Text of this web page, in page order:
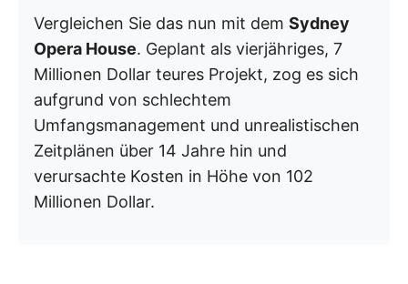
Vergleichen Sie das nun mit dem Sydney
Opera House. Geplant als vierjähriges, 7
Millionen Dollar teures Projekt, zog es sich
aufgrund von schlechtem
Umfangsmanagement und unrealistischen
Zeitplänen über 14 Jahre hin und
verursachte Kosten in Höhe von 102
Millionen Dollar.